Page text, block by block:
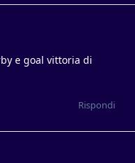
e goal vittoria di
Rispondi